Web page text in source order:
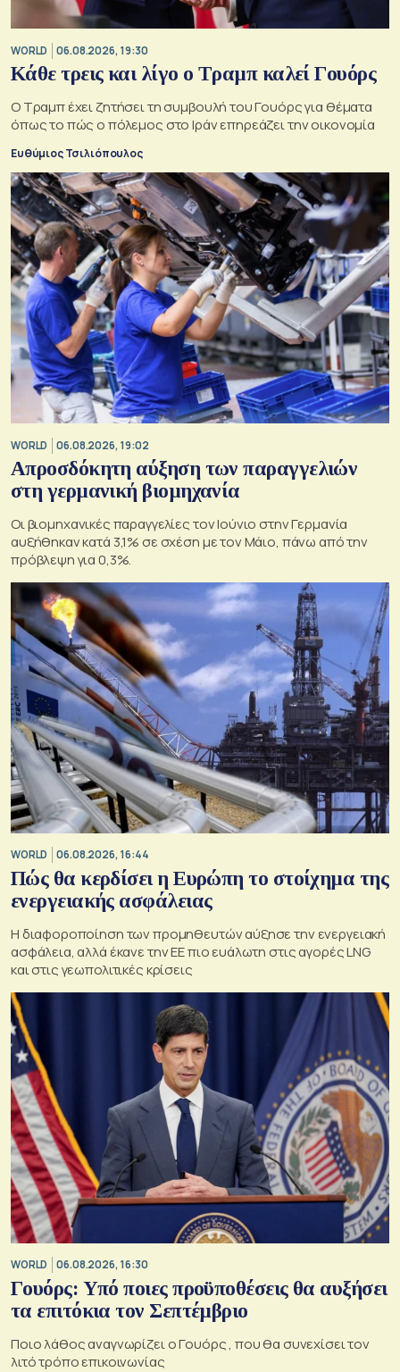
WORLD 06.08.2026, 19:30
Κάθε τρεις και λίγο ο Τραμπ καλεί Γουόρς
Ο Τραμπ έχει ζητήσει τη συμβουλή του Γουόρς για θέματα
όπως το πώς ο πόλεμος στο Ιράν επηρεάζει την οικονομία
Ευθύμιος Τσιλιόπουλος
WORLD 06.08.2026, 19:02
Απροσδόκητη αύξηση των παραγγελιών
στη γερμανική βιομηχανία
Οι βιομηχανικές παραγγελίες τον Ιούνιο στην Γερμανία
αυξήθηκαν κατά 3,1% σε σχέση με τον Μάιο, πάνω από την
πρόβλεψη για 0,3%.
WORLD 06.08.2026, 16:44
Πώς θα κερδίσει η Ευρώπη το στοίχημα της
ενεργειακής ασφάλειας
Η διαφοροποίηση των προμηθευτών αύξησε την ενεργειακή
ασφάλεια, αλλά έκανε την ΕΕ πιο ευάλωτη στις αγορές LNG
και στις γεωπολιτικές κρίσεις
WORLD 06.08.2026, 16:30
Γουόρς: Υπό ποιες προϋποθέσεις θα αυξήσει
τα επιτόκια τον Σεπτέμβριο
Ποιο λάθος αναγνωρίζει ο Γουόρς , που θα συνεχίσει τον
λιτό τρόπο επικοινωνίας